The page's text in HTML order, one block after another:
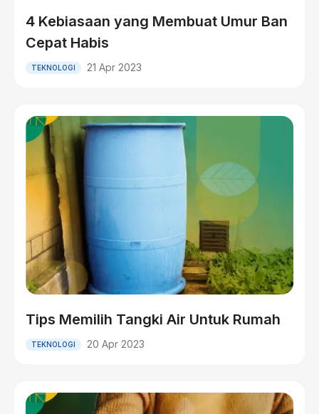
4 Kebiasaan yang Membuat Umur Ban
Cepat Habis
TEKNOLOGI 21 Apr 2023
Tips Memilih Tangki Air Untuk Rumah
TEKNOLOGI 20 Apr 2023